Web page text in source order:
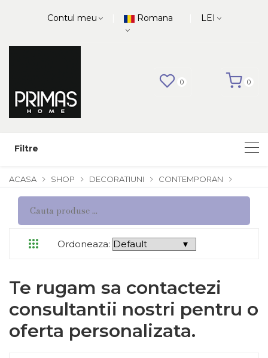
Contul meu Romana LEI
0 0
Filtre
ACASA SHOP DECORATIUNI CONTEMPORAN
Ordoneaza:
Te rugam sa contactezi
consultantii nostri pentru o
oferta personalizata.